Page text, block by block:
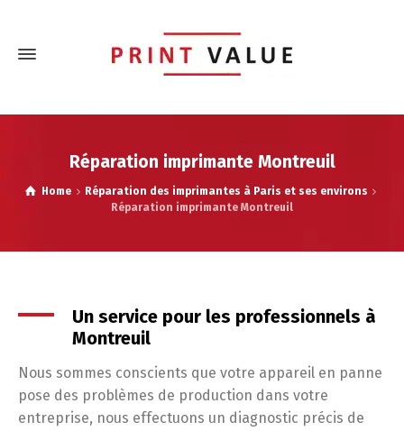
Réparation imprimante Montreuil
Home
Réparation des imprimantes à Paris et ses environs
Réparation imprimante Montreuil
Un service pour les professionnels à
Montreuil
Nous sommes conscients que votre appareil en panne
pose des problèmes de production dans votre
entreprise, nous effectuons un diagnostic précis de